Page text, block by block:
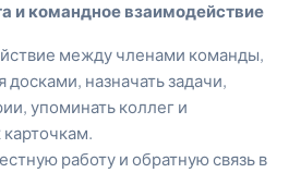
и командное взаимодействие
между членами команды,
досками, назначать задачи,
упоминать коллег и
работу и обратную связь в